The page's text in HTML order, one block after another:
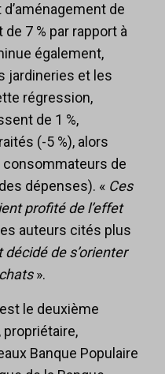
de
7 % par rapport à
également,
jardineries et les
régression,
de 1 %,
(-5 %), alors
consommateurs de
dépenses). « Ces
profité de l’effet
auteurs cités plus
de s’orienter
».
le deuxième
propriétaire,
Banque Populaire